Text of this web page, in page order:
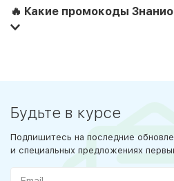
🔥 Какие промокоды
Будьте в курсе
Подпишитесь на последние
и специальных предложениях